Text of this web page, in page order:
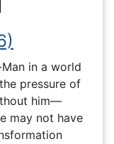
in a world
pressure of
him—
may not have